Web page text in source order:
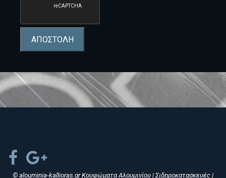
ΑΠΟΣΤΟΛΗ
© alouminia-kallioras.gr Κουφώματα Αλουμινίου | Σιδηροκατασκευές |